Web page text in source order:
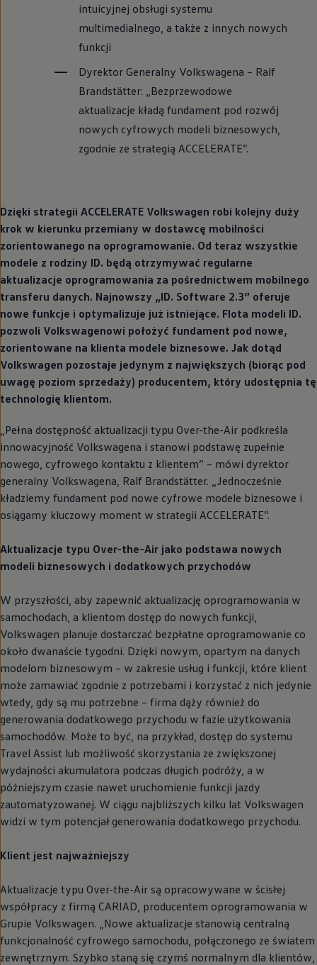
intuicyjnej obsługi systemu
multimedialnego, a także z innych nowych
funkcji
Dyrektor Generalny Volkswagena – Ralf
Brandstätter: „Bezprzewodowe
aktualizacje kładą fundament pod rozwój
nowych cyfrowych modeli biznesowych,
zgodnie ze strategią ACCELERATE”.
Dzięki strategii ACCELERATE Volkswagen robi kolejny duży
krok w kierunku przemiany w dostawcę mobilności
zorientowanego na oprogramowanie. Od teraz wszystkie
modele z rodziny ID. będą otrzymywać regularne
aktualizacje oprogramowania za pośrednictwem mobilnego
transferu danych. Najnowszy „ID. Software 2.3” oferuje
nowe funkcje i optymalizuje już istniejące. Flota modeli ID.
pozwoli Volkswagenowi położyć fundament pod nowe,
zorientowane na klienta modele biznesowe. Jak dotąd
Volkswagen pozostaje jedynym z największych (biorąc pod
uwagę poziom sprzedaży) producentem, który udostępnia tę
technologię klientom.
„Pełna dostępność aktualizacji typu Over-the-Air podkreśla
innowacyjność Volkswagena i stanowi podstawę zupełnie
nowego, cyfrowego kontaktu z klientem” – mówi dyrektor
generalny Volkswagena, Ralf Brandstätter. „Jednocześnie
kładziemy fundament pod nowe cyfrowe modele biznesowe i
osiągamy kluczowy moment w strategii ACCELERATE”.
Aktualizacje typu Over-the-Air jako podstawa nowych
modeli biznesowych i dodatkowych przychodów
W przyszłości, aby zapewnić aktualizację oprogramowania w
samochodach, a klientom dostęp do nowych funkcji,
Volkswagen planuje dostarczać bezpłatne oprogramowanie co
około dwanaście tygodni. Dzięki nowym, opartym na danych
modelom biznesowym – w zakresie usług i funkcji, które klient
może zamawiać zgodnie z potrzebami i korzystać z nich jedynie
wtedy, gdy są mu potrzebne – firma dąży również do
generowania dodatkowego przychodu w fazie użytkowania
samochodów. Może to być, na przykład, dostęp do systemu
Travel Assist lub możliwość skorzystania ze zwiększonej
wydajności akumulatora podczas długich podróży, a w
późniejszym czasie nawet uruchomienie funkcji jazdy
zautomatyzowanej. W ciągu najbliższych kilku lat Volkswagen
widzi w tym potencjał generowania dodatkowego przychodu.
Klient jest najważniejszy
Aktualizacje typu Over-the-Air są opracowywane w ścisłej
współpracy z firmą CARIAD, producentem oprogramowania w
Grupie Volkswagen. „Nowe aktualizacje stanowią centralną
funkcjonalność cyfrowego samochodu, połączonego ze światem
zewnętrznym. Szybko staną się czymś normalnym dla klientów,